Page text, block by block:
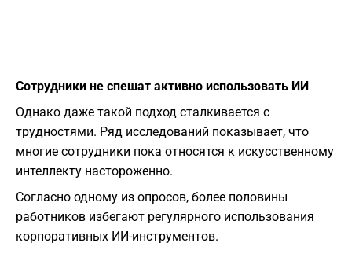
Сотрудники не спешат активно использовать ИИ
Однако даже такой подход сталкивается с
трудностями. Ряд исследований показывает, что
многие сотрудники пока относятся к искусственному
интеллекту настороженно.
Согласно одному из опросов, более половины
работников избегают регулярного использования
корпоративных ИИ-инструментов.